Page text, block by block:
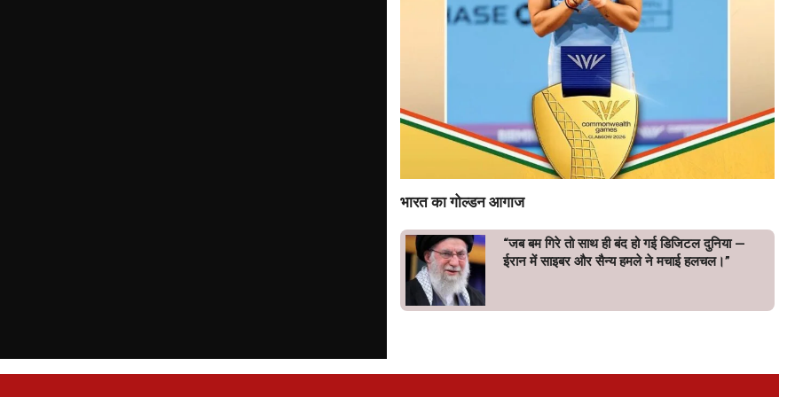
भारत का गोल्डन आगाज
“जब बम गिरे तो साथ ही बंद हो गई डिजिटल दुनिया —
ईरान में साइबर और सैन्य हमले ने मचाई हलचल।”